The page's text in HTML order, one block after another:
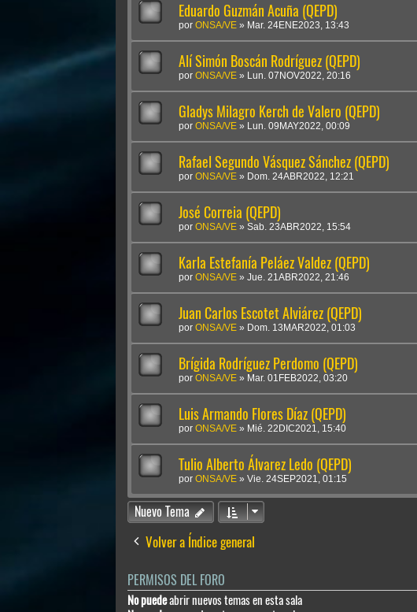
Eduardo Guzmán Acuña (QEPD)
por ONSA/VE » Mar. 24ENE2023, 13:43
Alí Simón Boscán Rodríguez (QEPD)
por ONSA/VE » Lun. 07NOV2022, 20:16
Gladys Milagro Kerch de Valero (QEPD)
por ONSA/VE » Lun. 09MAY2022, 00:09
Rafael Segundo Vásquez Sánchez (QEPD)
por ONSA/VE » Dom. 24ABR2022, 12:21
José Correia (QEPD)
por ONSA/VE » Sab. 23ABR2022, 15:54
Karla Estefanía Peláez Valdez (QEPD)
por ONSA/VE » Jue. 21ABR2022, 21:46
Juan Carlos Escotet Alviárez (QEPD)
por ONSA/VE » Dom. 13MAR2022, 01:03
Brígida Rodríguez Perdomo (QEPD)
por ONSA/VE » Mar. 01FEB2022, 03:20
Luis Armando Flores Díaz (QEPD)
por ONSA/VE » Mié. 22DIC2021, 15:40
Tulio Alberto Álvarez Ledo (QEPD)
por ONSA/VE » Vie. 24SEP2021, 01:15
Nuevo Tema
Volver a Índice general
PERMISOS DEL FORO
No puedeabrir nuevos temas en esta sala